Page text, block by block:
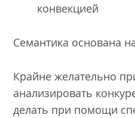
конвекцией
Семантика основана
Крайне желательно
анализировать
делать при помощи